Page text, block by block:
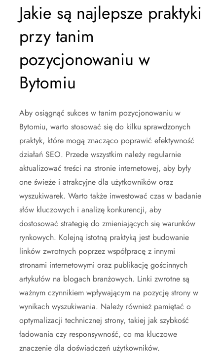
Jakie są najlepsze praktyki
przy tanim
pozycjonowaniu w
Bytomiu
Aby osiągnąć sukces w tanim pozycjonowaniu w
Bytomiu, warto stosować się do kilku sprawdzonych
praktyk, które mogą znacząco poprawić efektywność
działań SEO. Przede wszystkim należy regularnie
aktualizować treści na stronie internetowej, aby były
one świeże i atrakcyjne dla użytkowników oraz
wyszukiwarek. Warto także inwestować czas w badanie
słów kluczowych i analizę konkurencji, aby
dostosować strategię do zmieniających się warunków
rynkowych. Kolejną istotną praktyką jest budowanie
linków zwrotnych poprzez współpracę z innymi
stronami internetowymi oraz publikację gościnnych
artykułów na blogach branżowych. Linki zwrotne są
ważnym czynnikiem wpływającym na pozycję strony w
wynikach wyszukiwania. Należy również pamiętać o
optymalizacji technicznej strony, takiej jak szybkość
ładowania czy responsywność, co ma kluczowe
znaczenie dla doświadczeń użytkowników.